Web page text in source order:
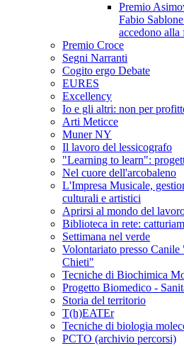
Premio
Fabio
accedono alla
Premio Croce
Segni Narranti
Cogito ergo Debate
EURES
Excellency
Io e gli altri: non per
Arti Meticce
Muner NY
Il lavoro del lessicografo
"Learning to learn":
Nel cuore dell'arcobaleno
L'Impresa Musicale,
culturali e artistici
Aprirsi al mondo del
Biblioteca in rete:
Settimana nel verde
Volontariato presso
Chieti"
Tecniche di Biochimica
Progetto Biomedico -
Storia del territorio
T(h)EATEr
Tecniche di biologia
PCTO (archivio percorsi)